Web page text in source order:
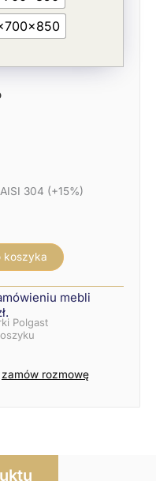
304 (+15%)
koszyka
mebli
Polgast
zamów rozmowę